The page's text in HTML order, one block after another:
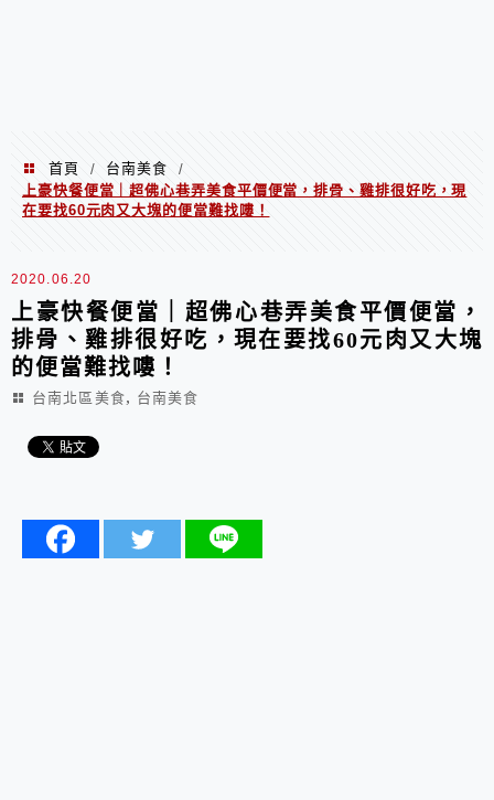
首頁 / 台南美食
/
上豪快餐便當｜超佛心巷弄美食平價便當，排骨、雞排很好吃，現
在要找60元肉又大塊的便當難找嘍！
2020.06.20
上豪快餐便當｜超佛心巷弄美食平價便當，
排骨、雞排很好吃，現在要找60元肉又大塊
的便當難找嘍！
台南北區美食, 台南美食